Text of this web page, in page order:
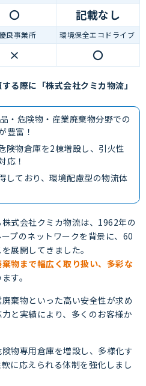
〇 記載なし
良事業所 環境保全エコドライブ
× 〇
る際に「株式会社クミカ物流」
・危険物・産業廃棄物分野での
豊富！
険物倉庫を2棟増設し、引火性
応！
しており、環境配慮型の物流体
式会社クミカ物流は、1962年の
プのネットワークを背景に、60
展開してきました。
物まで幅広く取り扱い、多彩な
す。
棄物といった高い安全性が求め
と実績により、多くのお客様か
物専用倉庫を増設し、多様化す
に応えられる体制を強化しまし